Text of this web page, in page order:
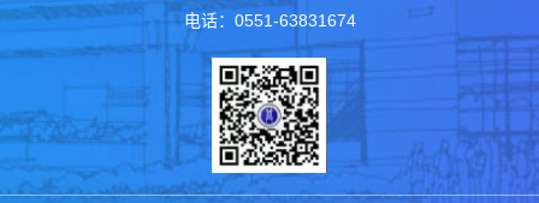
电话：0551-63831674